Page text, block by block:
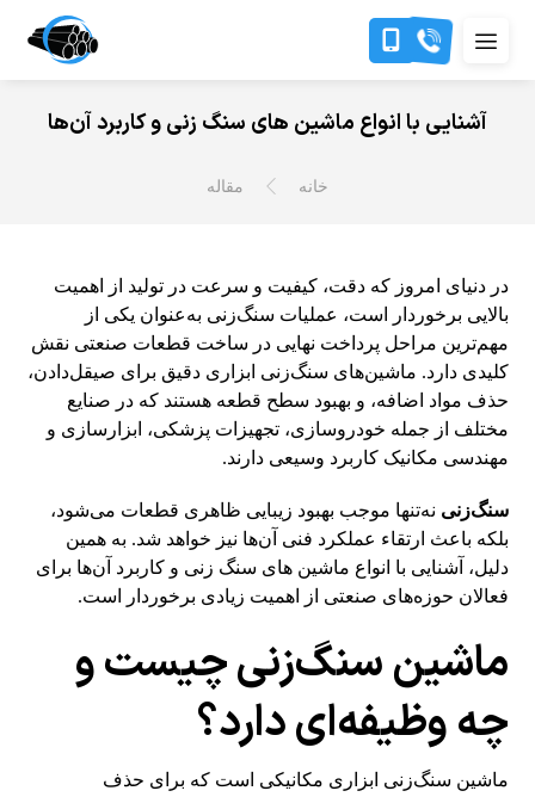
آشنایی با انواع ماشین های سنگ زنی و کاربرد آن‌ها
خانه مقاله
در دنیای امروز که دقت، کیفیت و سرعت در تولید از اهمیت
بالایی برخوردار است، عملیات سنگ‌زنی به‌عنوان یکی از
مهم‌ترین مراحل پرداخت نهایی در ساخت قطعات صنعتی نقش
کلیدی دارد. ماشین‌های سنگ‌زنی ابزاری دقیق برای صیقل‌دادن،
حذف مواد اضافه، و بهبود سطح قطعه هستند که در صنایع
مختلف از جمله خودروسازی، تجهیزات پزشکی، ابزارسازی و
مهندسی مکانیک کاربرد وسیعی دارند.
سنگ‌زنی نه‌تنها موجب بهبود زیبایی ظاهری قطعات می‌شود،
بلکه باعث ارتقاء عملکرد فنی آن‌ها نیز خواهد شد. به همین
دلیل، آشنایی با انواع ماشین های سنگ زنی و کاربرد آن‌ها برای
فعالان حوزه‌های صنعتی از اهمیت زیادی برخوردار است.
ماشین سنگ‌زنی چیست و
چه وظیفه‌ای دارد؟
ماشین سنگ‌زنی ابزاری مکانیکی است که برای حذف